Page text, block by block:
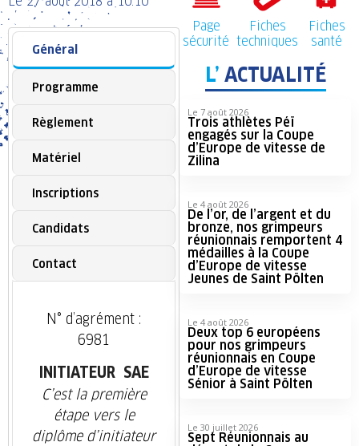
Général
Programme
Règlement
Matériel
Inscriptions
Candidats
Contact
N° d’agrément :
6981
INITIATEUR SAE
C’est la première
étape vers le
diplôme d’initiateur
Page
sécurité
Fiches
techniques
Fiches
santé
L’ ACTUALITÉ
Le 7 août 2026
Trois athlètes Péï
engagés sur la Coupe
d’Europe de vitesse de
Zilina
Le 4 août 2026
De l’or, de l’argent et du
bronze, nos grimpeurs
réunionnais remportent 4
médailles à la Coupe
d’Europe de vitesse
Jeunes de Saint Pölten
Le 4 août 2026
Deux top 6 européens
pour nos grimpeurs
réunionnais en Coupe
d’Europe de vitesse
Sénior à Saint Pölten
Le 30 juillet 2026
Sept Réunionnais au